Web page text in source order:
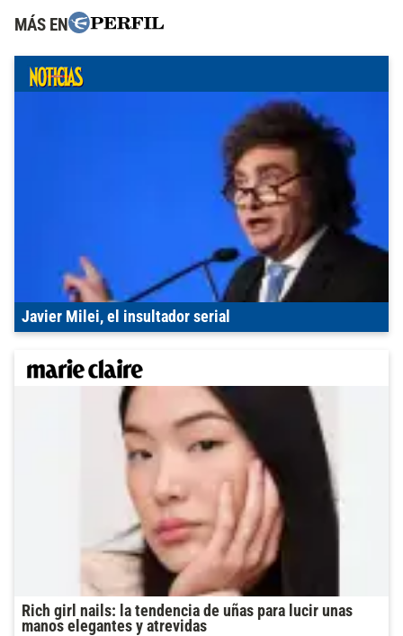
MÁS EN
Javier Milei, el insultador serial
Rich girl nails: la tendencia de uñas para lucir unas
manos elegantes y atrevidas